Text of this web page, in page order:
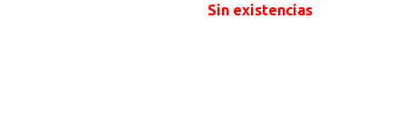
Sin existencias